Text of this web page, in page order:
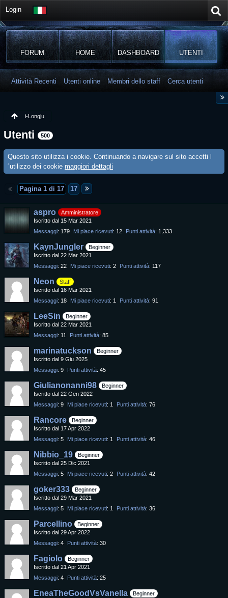
Login
FORUM HOME DASHBOARD UTENTI
Attività Recenti Utenti online Membri dello staff Cerca utenti
i-Longju
Utenti 500
Questo sito utilizza i cookie. Continuando a navigare sul sito accetti l
´utilizzo dei cookie maggiori dettagli
Pagina 1 di 17 17
aspro
Amministratore
Iscritto dal 15 Mar 2021
Messaggi 179 Mi piace ricevuti 12 Punti attività 1,333
KaynJungler
Beginner
Iscritto dal 22 Mar 2021
Messaggi 22 Mi piace ricevuti 2 Punti attività 117
Neon
Staff
Iscritto dal 16 Mar 2021
Messaggi 18 Mi piace ricevuti 1 Punti attività 91
LeeSin
Beginner
Iscritto dal 22 Mar 2021
Messaggi 11 Punti attività 85
marinatuckson
Beginner
Iscritto dal 9 Giu 2025
Messaggi 9 Punti attività 45
Giulianonanni98
Beginner
Iscritto dal 22 Gen 2022
Messaggi 9 Mi piace ricevuti 1 Punti attività 76
Rancore
Beginner
Iscritto dal 17 Apr 2022
Messaggi 5 Mi piace ricevuti 1 Punti attività 46
Nibbio_19
Beginner
Iscritto dal 25 Dic 2021
Messaggi 5 Mi piace ricevuti 2 Punti attività 42
goker333
Beginner
Iscritto dal 29 Mar 2021
Messaggi 5 Mi piace ricevuti 1 Punti attività 36
Parcellino
Beginner
Iscritto dal 29 Apr 2022
Messaggi 4 Punti attività 30
Fagiolo
Beginner
Iscritto dal 21 Apr 2021
Messaggi 4 Punti attività 25
EneaTheGoodVsVanella
Beginner